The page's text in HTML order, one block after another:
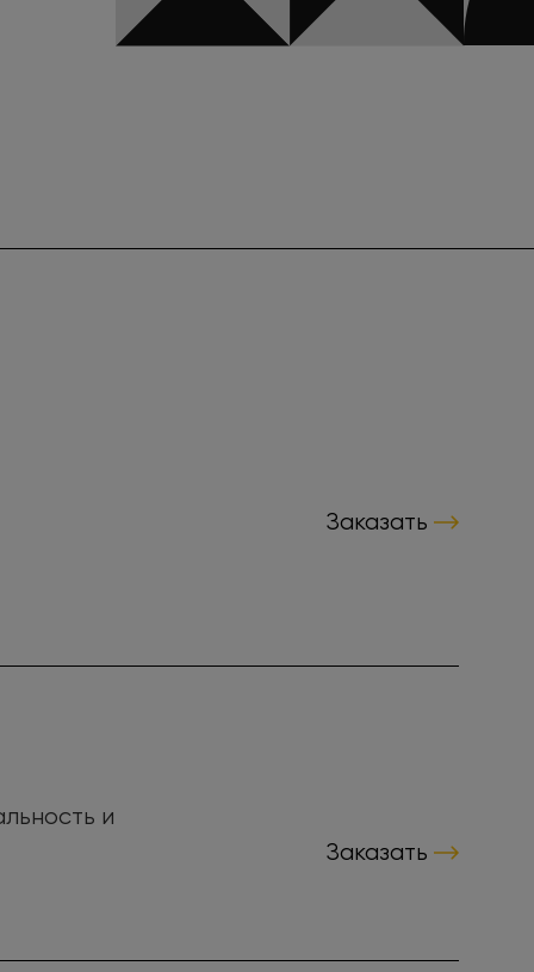
Заказать
и
Заказать